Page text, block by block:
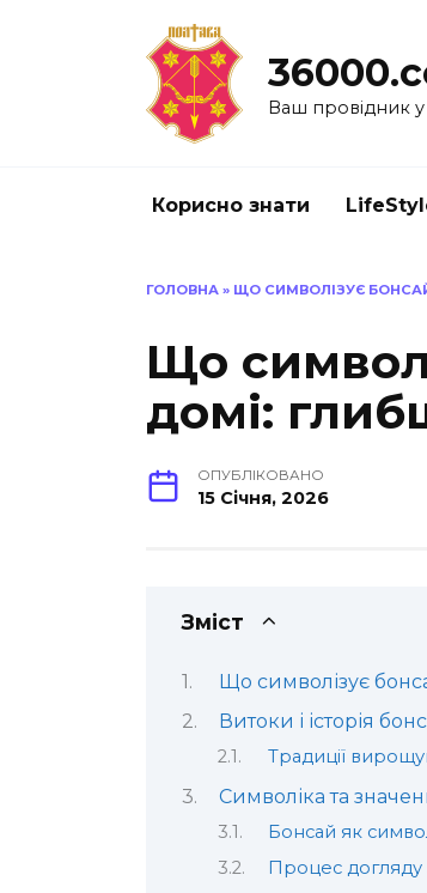
Ваш провідник у
Корисно знати
ГОЛОВНА » ЩО СИМВОЛІЗУЄ
Що
домі:
ОПУБЛІКОВАНО
15 Січня, 2026
Зміст
Що символізує
Витоки і історія
Традиції
Символіка та
Бонсай як
Процес догляду